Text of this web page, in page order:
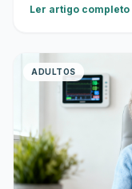
Ler artigo completo
ADULTOS